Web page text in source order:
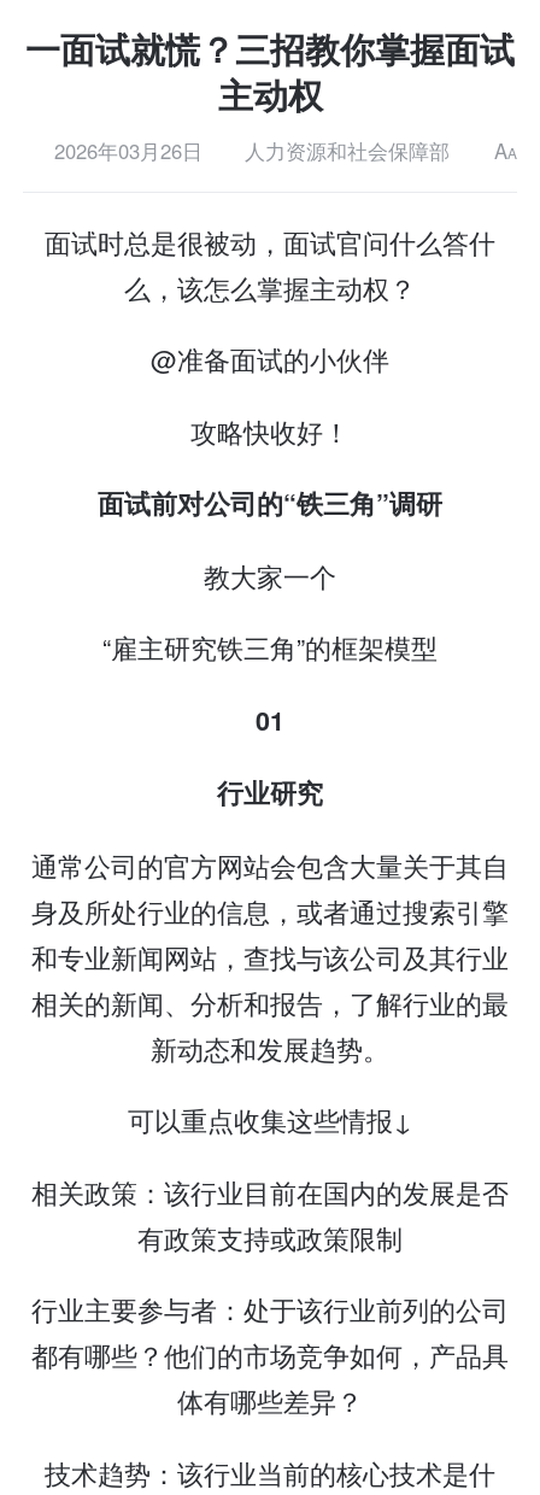
一面试就慌？三招教你掌握面试
主动权
2026年03月26日 人力资源和社会保障部 AA
面试时总是很被动，面试官问什么答什
么，该怎么掌握主动权？
@准备面试的小伙伴
攻略快收好！
面试前对公司的“铁三角”调研
教大家一个
“雇主研究铁三角”的框架模型
01
行业研究
通常公司的官方网站会包含大量关于其自
身及所处行业的信息，或者通过搜索引擎
和专业新闻网站，查找与该公司及其行业
相关的新闻、分析和报告，了解行业的最
新动态和发展趋势。
可以重点收集这些情报↓
相关政策：该行业目前在国内的发展是否
有政策支持或政策限制
行业主要参与者：处于该行业前列的公司
都有哪些？他们的市场竞争如何，产品具
体有哪些差异？
技术趋势：该行业当前的核心技术是什